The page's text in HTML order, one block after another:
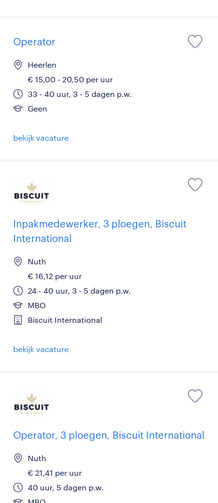
Operator
Heerlen
€ 15,00 - 20,50 per uur
33 - 40 uur, 3 - 5 dagen p.w.
Geen
bekijk vacature
Inpakmedewerker, 3 ploegen, Biscuit
International
Nuth
€ 16,12 per uur
24 - 40 uur, 3 - 5 dagen p.w.
MBO
Biscuit International
bekijk vacature
Operator, 3 ploegen, Biscuit International
Nuth
€ 21,41 per uur
40 uur, 5 dagen p.w.